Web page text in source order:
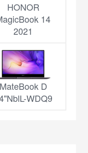
HONOR
14
2021
MateBook D
WDQ9